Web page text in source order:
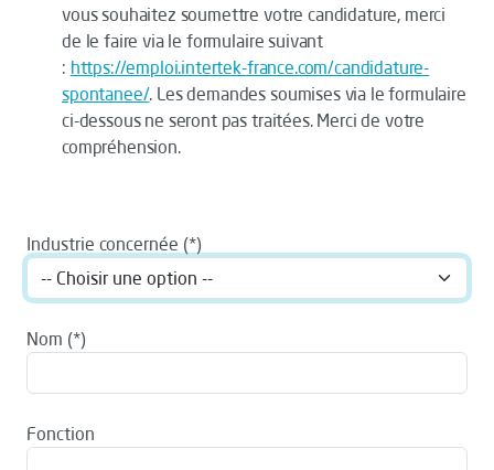
vous souhaitez soumettre votre candidature, merci
de le faire via le formulaire suivant
: https://emploi.intertek-france.com/candidature-
spontanee/. Les demandes soumises via le formulaire
ci-dessous ne seront pas traitées. Merci de votre
compréhension.
Industrie concernée
Nom
Fonction